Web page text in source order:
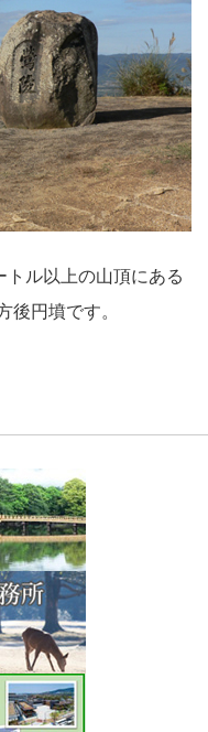
ル以上の山頂にある
後円墳です。